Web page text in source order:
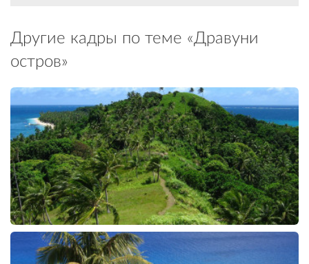
Другие кадры по теме «Дравуни
остров»